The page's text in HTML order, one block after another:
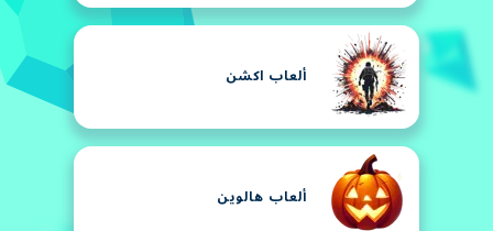
ألعاب اكشن
ألعاب هالوين